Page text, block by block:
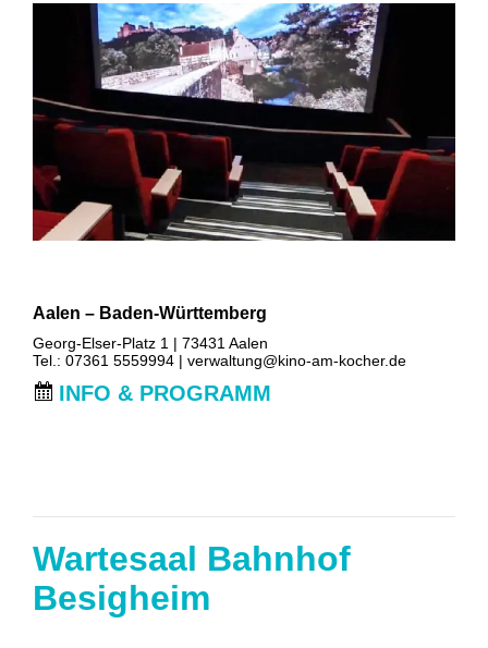
Aalen – Baden-Württemberg
Georg-Elser-Platz 1 | 73431 Aalen
Tel.: 07361 5559994 | verwaltung@kino-am-kocher.de
INFO & PROGRAMM
Wartesaal Bahnhof
Besigheim